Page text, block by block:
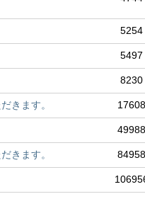
5254
5497
8230
きます。 17608
49988
きます。 84958